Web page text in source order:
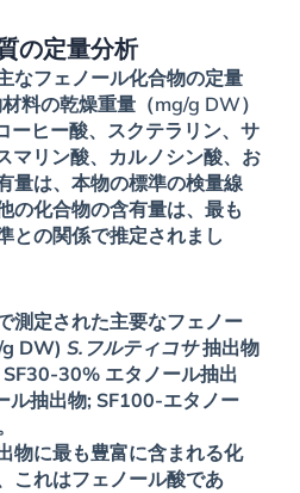
の定量分析
なフェノール化合物の定量
料の乾燥重量（mg/g DW）
ーヒー酸、スクテラリン、サ
マリン酸、カルノシン酸、お
量は、本物の標準の検量線
の化合物の含有量は、最も
との関係で推定されまし
測定された主要なフェノー
g DW)S.フルティコサ抽出物
SF30-30% エタノール抽出
ル抽出物; SF100-エタノー
物に最も豊富に含まれる化
これはフェノール酸であ